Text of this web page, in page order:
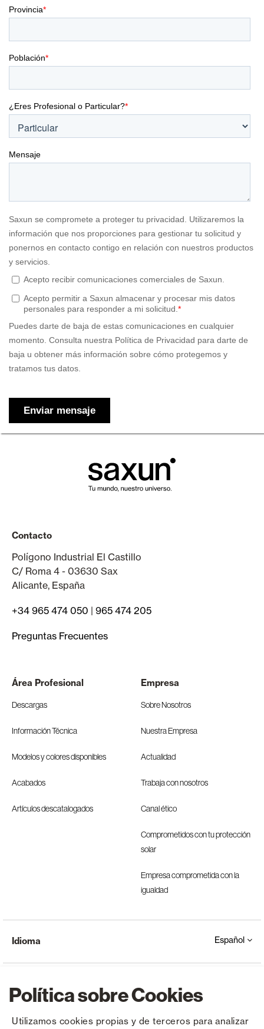
Política sobre Cookies
Utilizamos cookies propias y de terceros para analizar
Contacto
Polígono Industrial El Castillo
C/ Roma 4 - 03630 Sax
Alicante, España
+34 965 474 050 | 965 474 205
Preguntas Frecuentes
Área Profesional
Descargas
Información Técnica
Modelos y colores disponibles
Acabados
Artículos descatalogados
Empresa
Sobre Nosotros
Nuestra Empresa
Actualidad
Trabaja con nosotros
Canal ético
Comprometidos con tu protección
solar
Empresa comprometida con la
igualdad
Idioma Español